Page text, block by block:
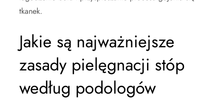
tkanek.
Jakie są najważniejsze
zasady pielęgnacji stóp
według podologów